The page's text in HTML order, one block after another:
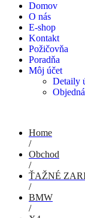
Domov
O nás
E-shop
Kontakt
Požičovňa
Poradňa
Môj účet
Detaily
Home
/
Obchod
/
ŤAŽNÉ
/
BMW
/